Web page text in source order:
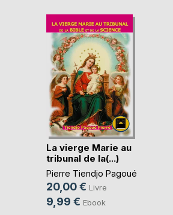
La vierge Marie au
tribunal de la(...)
Pierre Tiendjo Pagoué
20,00 € Livre
9,99 € Ebook